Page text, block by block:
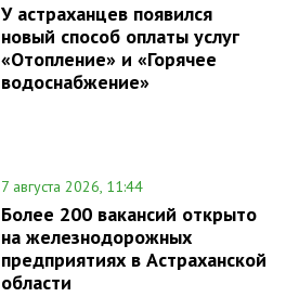
У астраханцев появился
новый способ оплаты услуг
«Отопление» и «Горячее
водоснабжение»
7 августа 2026, 11:44
Более 200 вакансий открыто
на железнодорожных
предприятиях в Астраханской
области